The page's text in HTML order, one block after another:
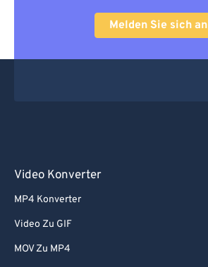
Melden Sie sich an
Video Konverter
MP4 Konverter
Video Zu GIF
MOV Zu MP4